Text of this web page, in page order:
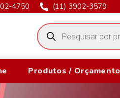
4750 (11) 3902-3579
Produtos / Orçamento